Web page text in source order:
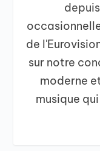
de
sur notre
moderne
musique